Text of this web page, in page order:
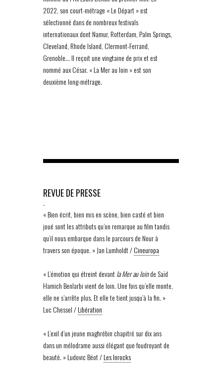
2022, son court-métrage « Le Départ » est
sélectionné dans de nombreux festivals
internationaux dont Namur, Rotterdam, Palm Springs,
Cleveland, Rhode Island, Clermont-Ferrand,
Grenoble… Il reçoit une vingtaine de prix et est
nommé aux César. « La Mer au loin » est son
deuxième long-métrage.
REVUE DE PRESSE
-
« Bien écrit, bien mis en scène, bien casté et bien
joué sont les attributs qu’on remarque au film tandis
qu’il nous embarque dans le parcours de Nour à
travers son époque. » Jan Lumholdt /Cineuropa
« L’émotion qui étreint devantla Mer au loinde Saïd
Hamich Benlarbi vient de loin. Une fois qu’elle monte,
elle ne s’arrête plus. Et elle te tient jusqu’à la fin. »
Luc Chessel /Libération
« L’exil d’un jeune maghrébin chapitré sur dix ans
dans un mélodrame aussi élégant que foudroyant de
beauté. » Ludovic Béot /Les Inrocks